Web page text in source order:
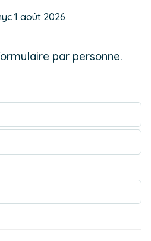
1 août 2026
par personne.